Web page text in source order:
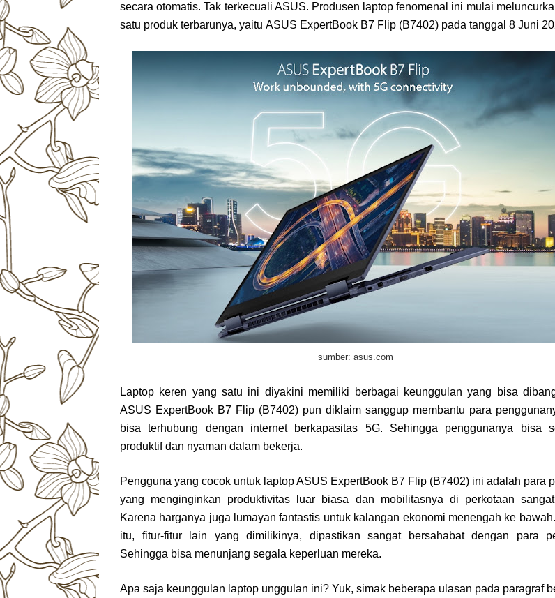
secara otomatis. Tak terkecuali ASUS. Produsen laptop fenomenal ini mulai
satu produk terbarunya, yaitu ASUS ExpertBook B7 Flip (B7402) pada tanggal 8 Juni
sumber: asus.com
Laptop keren yang satu ini diyakini memiliki berbagai keunggulan yang bisa
ASUS ExpertBook B7 Flip (B7402) pun diklaim sanggup membantu para
bisa terhubung dengan internet berkapasitas 5G. Sehingga penggunanya bisa
produktif dan nyaman dalam bekerja.
Pengguna yang cocok untuk laptop ASUS ExpertBook B7 Flip (B7402) ini adalah para
yang menginginkan produktivitas luar biasa dan mobilitasnya di perkotaan
Karena harganya juga lumayan fantastis untuk kalangan ekonomi menengah ke
itu, fitur-fitur lain yang dimilikinya, dipastikan sangat bersahabat dengan para
Sehingga bisa menunjang segala keperluan mereka.
Apa saja keunggulan laptop unggulan ini? Yuk, simak beberapa ulasan pada paragraf